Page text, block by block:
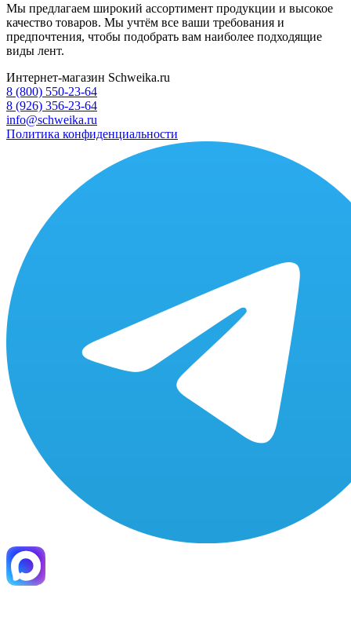
Мы предлагаем широкий ассортимент продукции и высокое
качество товаров. Мы учтём все ваши требования и
предпочтения, чтобы подобрать вам наиболее подходящие
виды лент.
Интернет-магазин Schweika.ru
8 (800) 550-23-64
8 (926) 356-23-64
info@schweika.ru
Политика конфиденциальности